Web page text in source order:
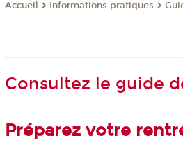
Accueil Informations pratiques
Consultez le guide
Préparez votre